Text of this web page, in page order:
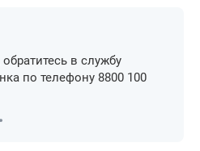
в службу
по телефону 8800 100